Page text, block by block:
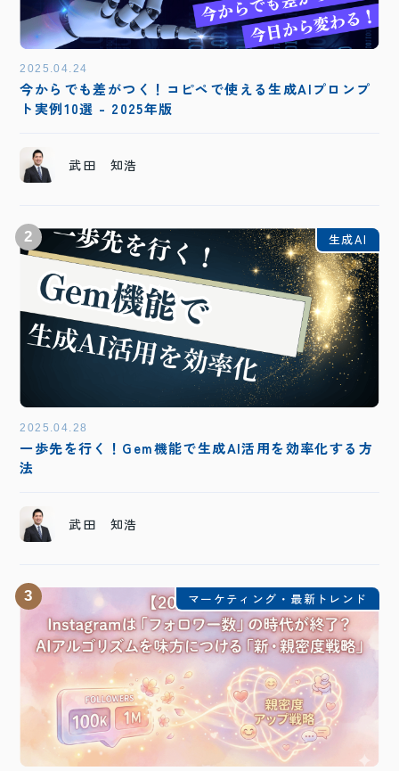
2025.04.24
今からでも差がつく！コピペで使える生成AIプロンプ
ト実例10選 - 2025年版
武田 知浩
2 生成AI
2025.04.28
一歩先を行く！Gem機能で生成AI活用を効率化する方
法
武田 知浩
3 マーケティング・最新トレンド